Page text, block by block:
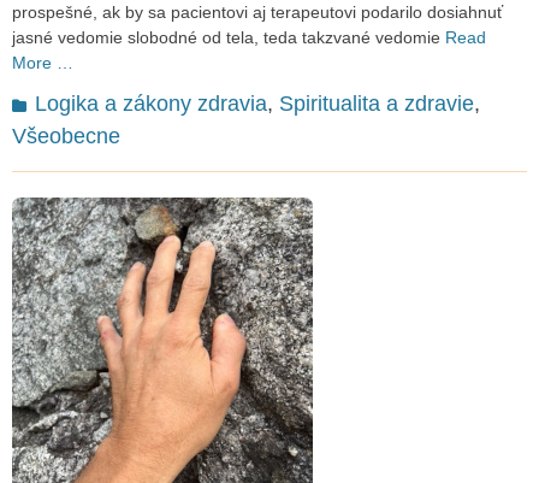
prospešné, ak by sa pacientovi aj terapeutovi podarilo dosiahnuť
jasné vedomie slobodné od tela, teda takzvané vedomie Read
More …
Categories
Logika a zákony zdravia, Spiritualita a zdravie,
Všeobecne